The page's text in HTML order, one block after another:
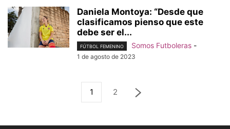
Daniela Montoya: “Desde que
clasificamos pienso que este
debe ser el...
FÚTBOL FEMENINO Somos Futboleras -
1 de agosto de 2023
1 2